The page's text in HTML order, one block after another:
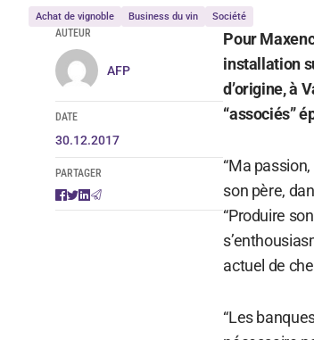
Achat de vignoble Business du vin Société
AUTEUR
AFP
DATE
30.12.2017
PARTAGER
Pour
installation
d’origine, à
“associés”
“Ma
son père,
“Produire
actuel de
“Les